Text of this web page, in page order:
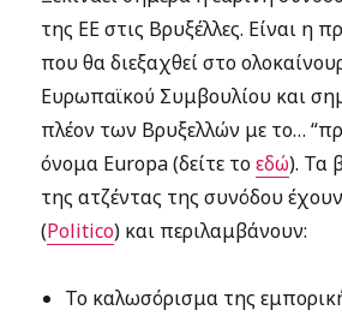
της ΕΕ στις Βρυξέλλες. Είναι η
που θα διεξαχθεί στο
Ευρωπαϊκού Συμβουλίου και
πλέον των Βρυξελλών με το…
όνομα Europa (δείτε τοεδώ). Τα
της ατζέντας της συνόδου
(Politico) και περιλαμβάνουν:
Το καλωσόρισμα της